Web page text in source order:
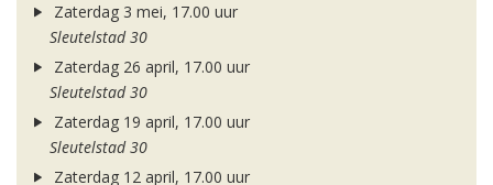
Zaterdag 3 mei, 17.00 uur
Sleutelstad 30
Zaterdag 26 april, 17.00 uur
Sleutelstad 30
Zaterdag 19 april, 17.00 uur
Sleutelstad 30
Zaterdag 12 april, 17.00 uur